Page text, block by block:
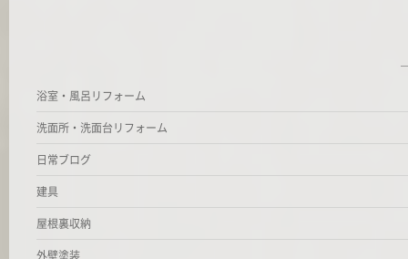
浴室・風呂リフォーム
洗面所・洗面台リフォーム
日常ブログ
建具
屋根裏収納
外壁塗装